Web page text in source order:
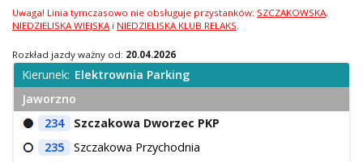
Inne
Centrum Obsługi Klienta
Kontakt
Multimedia
O Spółce
Uwagi i wnioski
Uwaga! Linia tymczasowo nie obsługuje przystanków: SZCZAKOWSKA,
NIEDZIELISKA WIEJSKA i NIEDZIELISKA KLUB RELAKS
Rozkład jazdy ważny od: 20.04.2026
Kierunek: Elektrownia Parking
Jaworzno
234
Szczakowa Dworzec PKP
235
Szczakowa Przychodnia